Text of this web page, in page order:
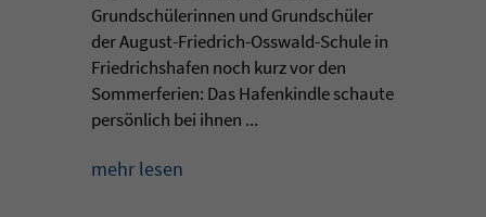
Grundschülerinnen und Grundschüler
der August-Friedrich-Osswald-Schule in
Friedrichshafen noch kurz vor den
Sommerferien: Das Hafenkindle schaute
persönlich bei ihnen ...
mehr lesen